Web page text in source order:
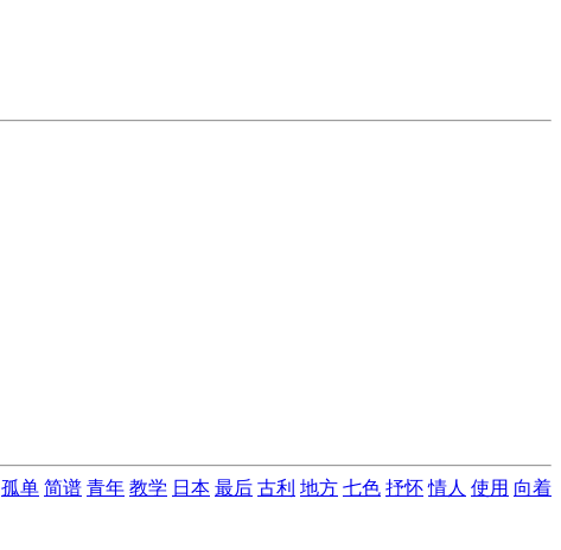
孤单 简谱 青年 教学 日本 最后 古利 地方 七色 抒怀 情人 使用 向着